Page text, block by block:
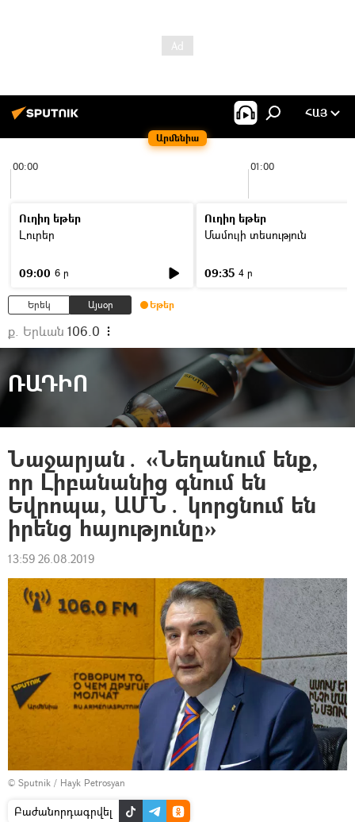
Արմենիա
ՀԱՅ
00:00 01:00
Ուղիղ եթեր
Լուրեր
09:00 6 ր
Ուղիղ եթեր
Մամուլի տեսություն
09:35 4 ր
Երեկ Այսօր Եթեր
ք. Երևան 106.0
ՌԱԴԻՈ
Նաջարյան․ «Նեղանում ենք,
որ Լիբանանից գնում են
Եվրոպա, ԱՄՆ․ կորցնում են
իրենց հայությունը»
13:59 26.08.2019
© Sputnik / Hayk Petrosyan
Բաժանորդագրվել